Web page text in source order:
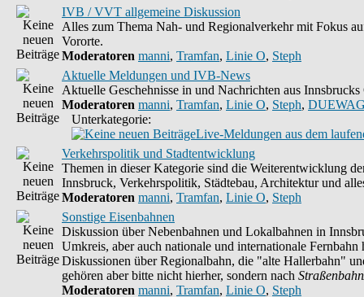
IVB / VVT allgemeine Diskussion
Alles zum Thema Nah- und Regionalverkehr mit Fokus
Vororte.
Moderatoren manni, Tramfan, Linie O, Steph
Aktuelle Meldungen und IVB-News
Aktuelle Geschehnisse in und Nachrichten aus
Moderatoren manni, Tramfan, Linie O, Steph,
Unterkategorie:
Live-Meldungen aus dem
Verkehrspolitik und Stadtentwicklung
Themen in dieser Kategorie sind die Weiterentwicklung
Innsbruck, Verkehrspolitik, Städtebau, Architektur und
Moderatoren manni, Tramfan, Linie O, Steph
Sonstige Eisenbahnen
Diskussion über Nebenbahnen und Lokalbahnen in
Umkreis, aber auch nationale und internationale Fernbahn
Diskussionen über Regionalbahn, die "alte Hallerbahn"
gehören aber bitte nicht hierher, sondern nach
Moderatoren manni, Tramfan, Linie O, Steph